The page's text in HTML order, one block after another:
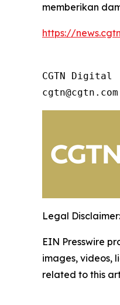
memberikan
https://
CGTN Digital
cgtn@cgtn.com
Legal Disclaimer:
EIN Presswire
images, videos,
related to this